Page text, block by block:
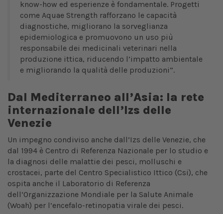
know-how ed esperienze è fondamentale. Progetti
come Aquae Strength rafforzano le capacità
diagnostiche, migliorano la sorveglianza
epidemiologica e promuovono un uso più
responsabile dei medicinali veterinari nella
produzione ittica, riducendo l’impatto ambientale
e migliorando la qualità delle produzioni”.
Dal Mediterraneo all’Asia: la rete
internazionale dell’Izs delle
Venezie
Un impegno condiviso anche dall’Izs delle Venezie, che
dal 1994 è Centro di Referenza Nazionale per lo studio e
la diagnosi delle malattie dei pesci, molluschi e
crostacei, parte del Centro Specialistico Ittico (Csi), che
ospita anche il Laboratorio di Referenza
dell’Organizzazione Mondiale per la Salute Animale
(Woah) per l’encefalo-retinopatia virale dei pesci.